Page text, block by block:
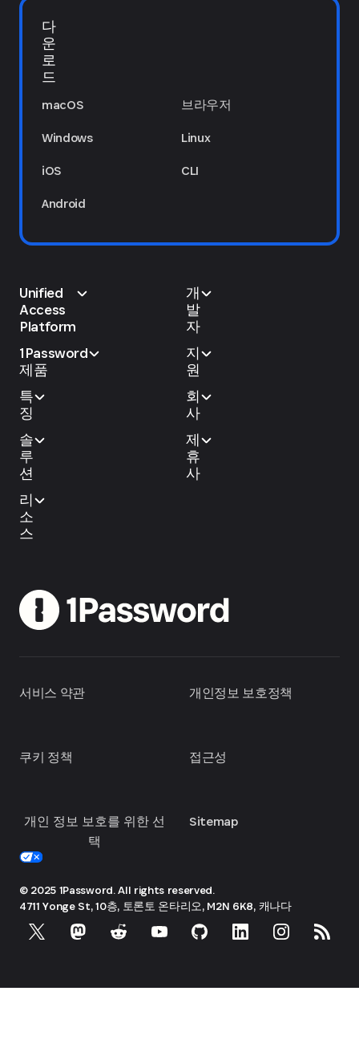
다
운
로
드
macOS
Windows
iOS
Android
브라우저
Linux
CLI
Unified
Access
Platform
1Password
제품
특
징
솔
루
션
리
소
스
개
발
자
지
원
회
사
제
휴
사
서비스 약관
쿠키 정책
개인 정보 보호를 위한 선
택
개인정보 보호정책
접근성
Sitemap
© 2025 1Password. All rights reserved.
4711 Yonge St, 10층, 토론토 온타리오, M2N 6K8, 캐나다